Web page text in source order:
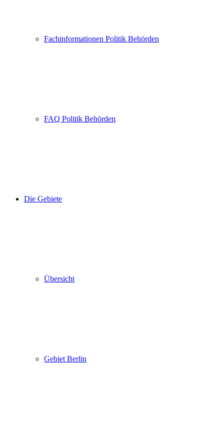
Fachinformationen Politik Behörden
FAQ Politik Behörden
Die Gebiete
Übersicht
Gebiet Berlin